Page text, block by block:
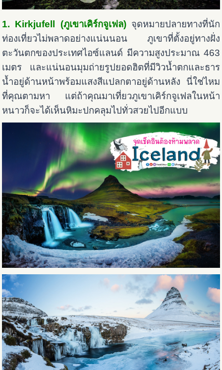
1. Kirkjufell (ภูเขาเคิร์กจูเฟล)จุดหมายปลายทางที่นัก
ท่องเที่ยวไม่พลาดอย่างแน่นนอน ภูเขาที่ตั้งอยู่ทางฝั่ง
ตะวันตกของประเทศไอซ์แลนด์ มีความสูงประมาณ 463
เมตร และแน่นอนมุมถ่ายรูปยอดฮิตที่มีวิวน้ำตกและธาร
น้ำอยู่ด้านหน้าพร้อมแสงสีแปลกตาอยู่ด้านหลัง นี่ใช่ไหม
ที่คุณตามหา แต่ถ้าคุณมาเที่ยวภูเขาเคิร์กจูเฟลในหน้า
หนาวก็จะได้เห็นหิมะปกคลุมไปทั่วสวยไปอีกแบบ